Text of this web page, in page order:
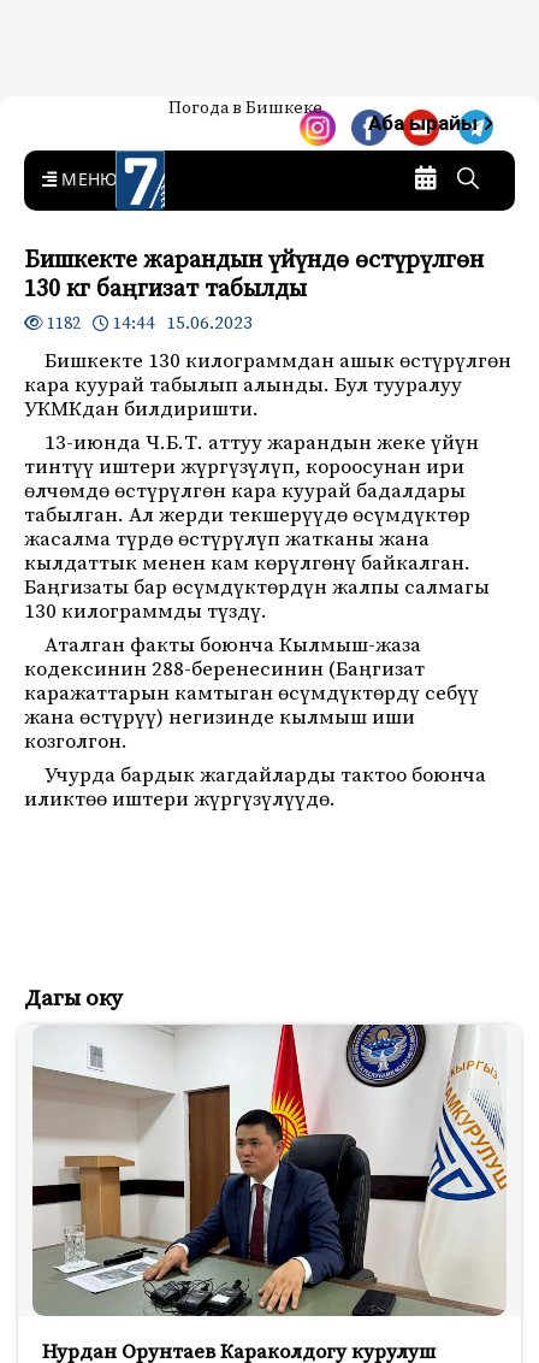
7-канал. Жаңылыктар —
Кыргызстан
Жаңылыктар — Кыргызстан
Погода в Бишкеке
Аба ырайы
MENU
Бишкекте жарандын үйүндө өстүрүлгөн
130 кг баңгизат табылды
1182 14:44 15.06.2023
Бишкекте 130 килограммдан ашык өстүрүлгөн
кара куурай табылып алынды. Бул тууралуу
УКМКдан билдиришти.
13-июнда Ч.Б.Т. аттуу жарандын жеке үйүн
тинтүү иштери жүргүзүлүп, короосунан ири
өлчөмдө өстүрүлгөн кара куурай бадалдары
табылган. Ал жерди текшерүүдө өсүмдүктөр
жасалма түрдө өстүрүлүп жатканы жана
кылдаттык менен кам көрүлгөнү байкалган.
Баңгизаты бар өсүмдүктөрдүн жалпы салмагы
130 килограммды түздү.
Аталган факты боюнча Кылмыш-жаза
кодексинин 288-беренесинин (Баңгизат
каражаттарын камтыган өсүмдүктөрдү себүү
жана өстүрүү) негизинде кылмыш иши
козголгон.
Учурда бардык жагдайларды тактоо боюнча
иликтөө иштери жүргүзүлүүдө.
Дагы оку
Нурдан Орунтаев Караколдогу курулуш